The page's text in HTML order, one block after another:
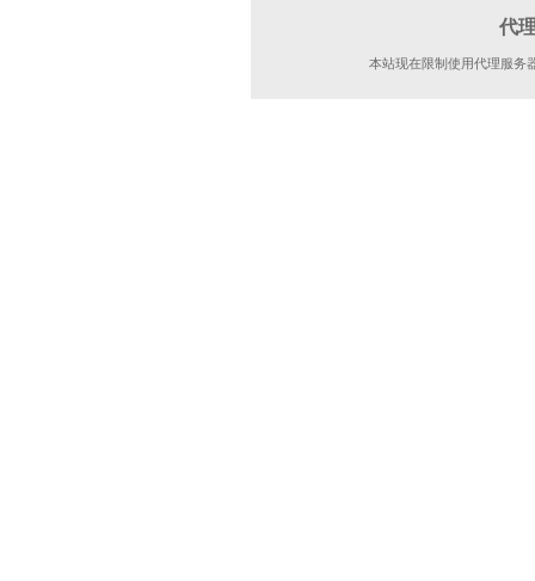
代
本站现在限制使用代理服务